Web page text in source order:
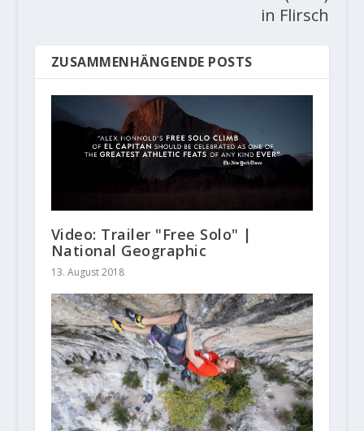
in Flirsch
ZUSAMMENHÄNGENDE POSTS
Video: Trailer "Free Solo" |
National Geographic
13. August 2018